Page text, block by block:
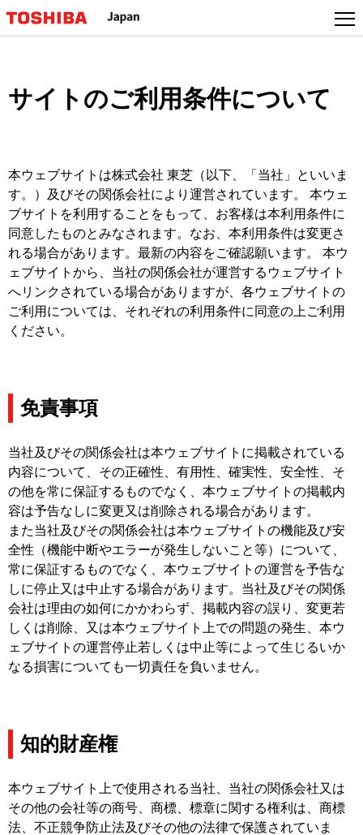
サイトのご利用条件について
本ウェブサイトは株式会社 東芝（以下、「当社」といいま
す。）及びその関係会社により運営されています。 本ウェ
ブサイトを利用することをもって、お客様は本利用条件に
同意したものとみなされます。なお、本利用条件は変更さ
れる場合があります。最新の内容をご確認願います。 本ウ
ェブサイトから、当社の関係会社が運営するウェブサイト
へリンクされている場合がありますが、各ウェブサイトの
ご利用については、それぞれの利用条件に同意の上ご利用
ください。
免責事項
当社及びその関係会社は本ウェブサイトに掲載されている
内容について、その正確性、有用性、確実性、安全性、そ
の他を常に保証するものでなく、本ウェブサイトの掲載内
容は予告なしに変更又は削除される場合があります。
また当社及びその関係会社は本ウェブサイトの機能及び安
全性（機能中断やエラーが発生しないこと等）について、
常に保証するものでなく、本ウェブサイトの運営を予告な
しに停止又は中止する場合があります。当社及びその関係
会社は理由の如何にかかわらず、掲載内容の誤り、変更若
しくは削除、又は本ウェブサイト上での問題の発生、本ウ
ェブサイトの運営停止若しくは中止等によって生じるいか
なる損害についても一切責任を負いません。
知的財産権
本ウェブサイト上で使用される当社、当社の関係会社又は
その他の会社等の商号、商標、標章に関する権利は、商標
法、不正競争防止法及びその他の法律で保護されていま